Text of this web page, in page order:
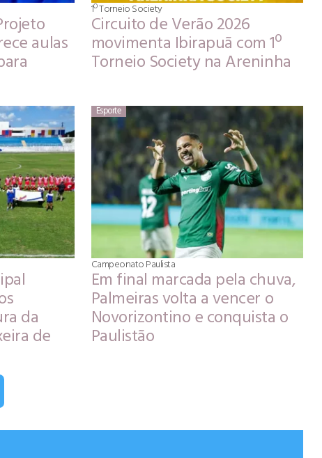
aulas
1º Torneio Society
Circuito de Verão 2026
movimenta Ibirapuã com 1º
Torneio Society na Areninha
da
de
Esporte
Campeonato Paulista
Em final marcada pela chuva,
Palmeiras volta a vencer o
Novorizontino e conquista o
Paulistão